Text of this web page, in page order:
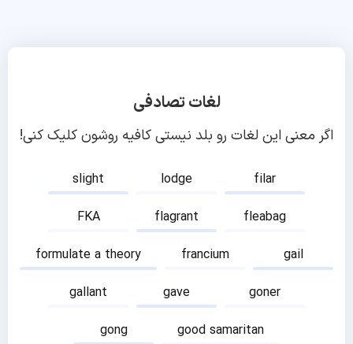
لغات تصادفی
اگر معنی این لغات رو بلد نیستی کافیه روشون کلیک کنی!
slight lodge
filar
FKA
flagrant
fleabag
formulate a theory
francium
gail
gallant
gave
goner
gong
good samaritan